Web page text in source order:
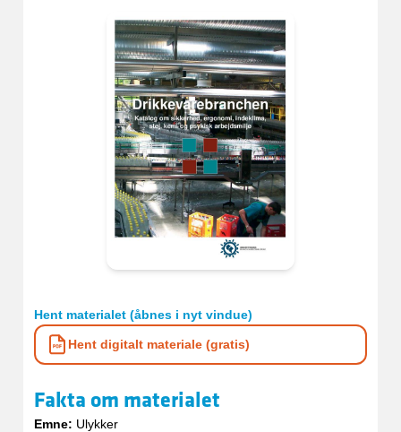
Hent materialet (åbnes i nyt vindue)
Hent digitalt materiale (gratis)
Fakta om materialet
Emne: Ulykker